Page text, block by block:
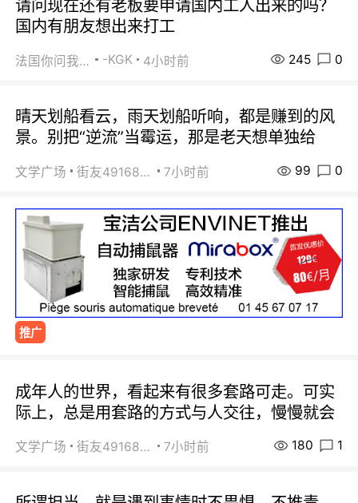
请问现在还有老板要申请国内工人出来的吗？
国内有朋友想出来打工
法国你问我答 -KGK 4小时前 245 0
晴天划船看云，雨天划船听响，都是赚到的风
景。别把“逆流”当霉运，那是老天想单独给
文学广场 街友49168527 7小时前 99 0
推广
成年人的世界，看起来有很多套路可走。可实
际上，总是用套路的方式与人交往，慢慢就会
文学广场 街友49168527 7小时前 180 1